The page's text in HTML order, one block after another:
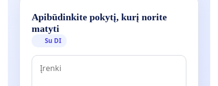
Apibūdinkite pokytį, kurį norite
matyti
Su DI